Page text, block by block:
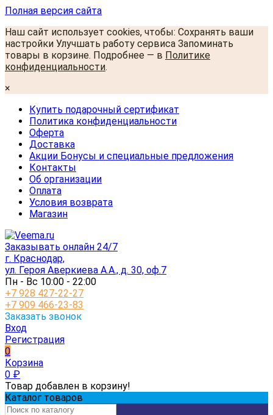
Полная версия сайта
Наш сайт использует cookies, чтобы: Сохранять ваши
настройки Улучшать работу сервиса Запоминать
товары в корзине. Подробнее — в Политике
конфиденциальности.
×
Купить подарочный сертификат
Политика конфиденциальности
Оферта
Доставка
Акции Бонусы и специальные предложения
Контакты
Об организации
Оплата
Условия возврата
Магазин
Заказывать онлайн 24/7
г. Краснодар,
ул. Героя Аверкиева А.А., д. 30, оф.7
Пн - Вс 10:00 - 22:00
+7 928 427-22-27
+7 909 466-23-83
Заказать звонок
Вход
Регистрация
0
Корзина
0 ₽
Товар добавлен в корзину!
Каталог товаров